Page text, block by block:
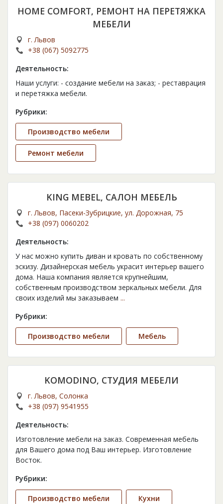
HOME COMFORT, РЕМОНТ НА ​​ПЕРЕТЯЖКА
МЕБЕЛИ
г. Львов
+38 (067) 5092775
Деятельность:
Наши услуги: - создание мебели на заказ; - реставрация
и перетяжка мебели.
Рубрики:
Производство мебели
Ремонт мебели
KING MEBEL, САЛОН МЕБЕЛЬ
г. Львов, Пасеки-Зубрицкие, ул. Дорожная, 75
+38 (097) 0060202
Деятельность:
У нас можно купить диван и кровать по собственному
эскизу. Дизайнерская мебель украсит интерьер вашего
дома. Наша компания является крупнейшим,
собственным производством зеркальных мебели. Для
своих изделий мы заказываем ...
Рубрики:
Производство мебели Мебель
KOMODINO, СТУДИЯ МЕБЕЛИ
г. Львов, Солонка
+38 (097) 9541955
Деятельность:
Изготовление мебели на заказ. Современная мебель
для Вашего дома под Ваш интерьер. Изготовление
Восток.
Рубрики:
Производство мебели Кухни